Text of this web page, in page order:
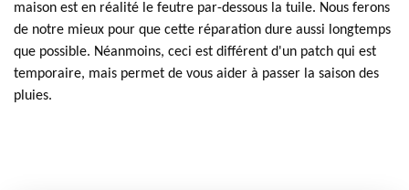
maison est en réalité le feutre par-dessous la tuile. Nous ferons
de notre mieux pour que cette réparation dure aussi longtemps
que possible. Néanmoins, ceci est différent d'un patch qui est
temporaire, mais permet de vous aider à passer la saison des
pluies.